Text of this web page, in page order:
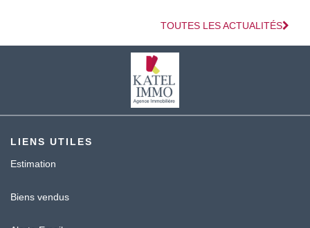
TOUTES LES ACTUALITÉS
LIENS UTILES
Estimation
Biens vendus